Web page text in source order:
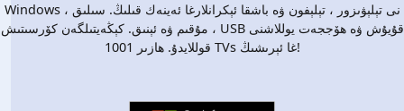
Windows نى تېلېۋىزور ، تېلېفون ۋە باشقا ئېكرانلارغا ئەينەك قىلىڭ. سىلىق ،
مۇقىم ۋە ئېنىق. كېڭەيتىلگەن كۆرسىتىش ، USB قۇيۇش ۋە ھۆججەت يوللاشنى
قوللايدۇ. ھازىر 1001 TVs غا ئېرىشىڭ!